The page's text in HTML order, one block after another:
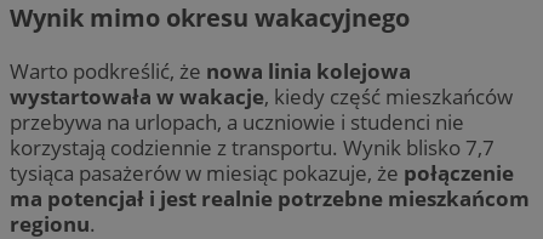
Wynik mimo okresu wakacyjnego
Warto podkreślić, że nowa linia kolejowa
wystartowała w wakacje, kiedy część mieszkańców
przebywa na urlopach, a uczniowie i studenci nie
korzystają codziennie z transportu. Wynik blisko 7,7
tysiąca pasażerów w miesiąc pokazuje, że połączenie
ma potencjał i jest realnie potrzebne mieszkańcom
regionu.